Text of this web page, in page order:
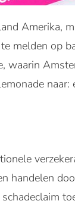
Amerika,
melden op
waarin
naar:
handelen